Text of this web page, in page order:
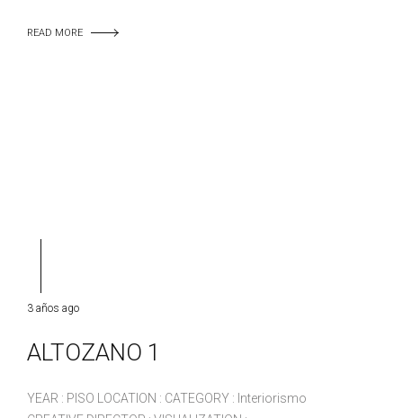
READ MORE
3 años ago
ALTOZANO 1
YEAR : PISO LOCATION : CATEGORY : Interiorismo